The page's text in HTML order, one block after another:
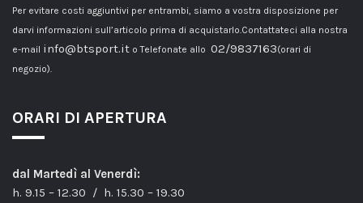
Per evitare costi aggiuntivi per entrambi, siamo a vostra disposizione per
darvi informazioni sull’articolo prima di acquistarlo.Contattateci alla nostra
e-mail info@btsport.it o Telefonate allo 02/9837163(orari di
negozio).
ORARI DI APERTURA
dal Martedì al Venerdì:
h. 9.15 – 12.30 / h. 15.30 – 19.30